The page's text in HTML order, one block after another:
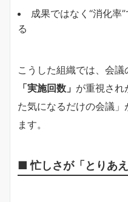
成果ではなく“消化率
る
こうした組織では、会議
「実施回数」 が重視され
た気になるだけの会議
ます。
■ 忙しさが「とりあ